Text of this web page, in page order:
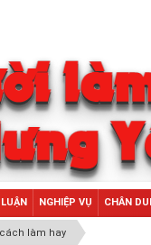
NGHIỆP VỤ CHÂN
làm hay